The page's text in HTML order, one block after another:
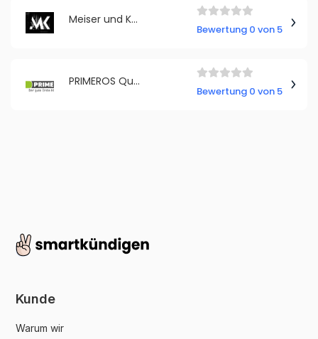
Meiser und Krebs oHG
Bewertung 0 von 5
PRIMEROS Qualification GmbH
Bewertung 0 von 5
Kunde
Warum wir